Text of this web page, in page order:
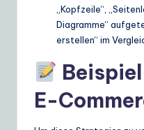
„Kopfzeile“,
Diagramme“
erstellen“ im
E-